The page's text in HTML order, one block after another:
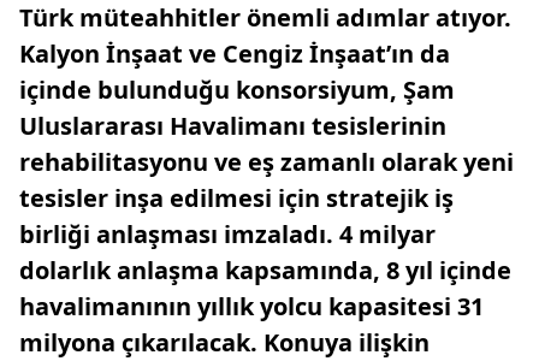
Türk müteahhitler önemli adımlar atıyor.
Kalyon İnşaat ve Cengiz İnşaat’ın da
içinde bulunduğu konsorsiyum, Şam
Uluslararası Havalimanı tesislerinin
rehabilitasyonu ve eş zamanlı olarak yeni
tesisler inşa edilmesi için stratejik iş
birliği anlaşması imzaladı. 4 milyar
dolarlık anlaşma kapsamında, 8 yıl içinde
havalimanının yıllık yolcu kapasitesi 31
milyona çıkarılacak. Konuya ilişkin